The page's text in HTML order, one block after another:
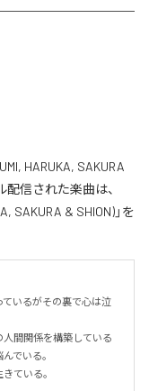
HARUKA, SAKURA
配信された楽曲は、
SAKURA & SHION)」を
いるがその裏で心は泣
間関係を構築している
でいる。
ている。